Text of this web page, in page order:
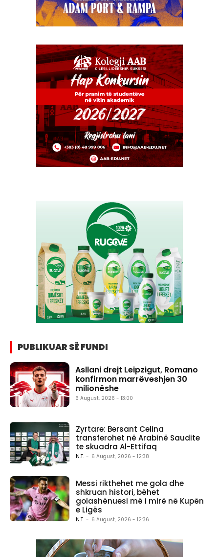
PUBLIKUAR SË FUNDI
Asllani drejt Leipzigut, Romano
konfirmon marrëveshjen 30
milionëshe
6 August, 2026 - 13:00
Zyrtare: Bersant Celina
transferohet në Arabinë Saudite
te skuadra Al-Ettifaq
N.T. - 6 August, 2026 - 12:38
Messi rikthehet me gola dhe
shkruan histori, bëhet
golashënuesi më i mirë në Kupën
e Ligës
N.T. - 6 August, 2026 - 12:36